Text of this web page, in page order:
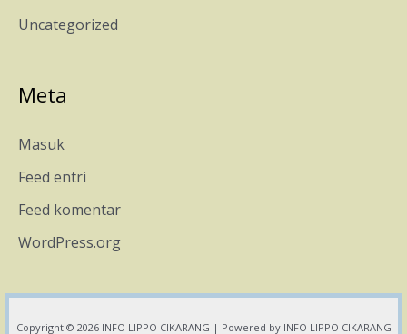
Uncategorized
Meta
Masuk
Feed entri
Feed komentar
WordPress.org
Copyright © 2026 INFO LIPPO CIKARANG | Powered by INFO LIPPO CIKARANG